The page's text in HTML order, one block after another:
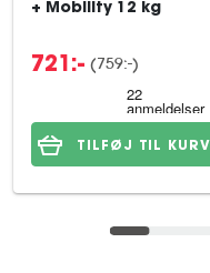
+ Mobility 12 kg
721:- (759:-)
TILFØJ TIL KURV